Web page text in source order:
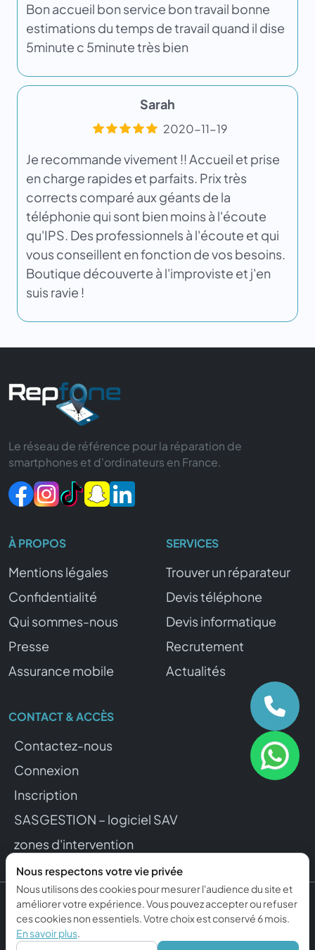
Bon accueil bon service bon travail bonne
estimations du temps de travail quand il dise
5minute c 5minute très bien
Sarah
2020-11-19
Je recommande vivement !! Accueil et prise
en charge rapides et parfaits. Prix très
corrects comparé aux géants de la
téléphonie qui sont bien moins à l'écoute
qu'IPS. Des professionnels à l'écoute et qui
vous conseillent en fonction de vos besoins.
Boutique découverte à l'improviste et j'en
suis ravie !
Le réseau de référence pour la réparation de
smartphones et d'ordinateurs en France.
À PROPOS
Mentions légales
Confidentialité
Qui sommes-nous
Presse
Assurance mobile
SERVICES
Trouver un réparateur
Devis téléphone
Devis informatique
Recrutement
Actualités
CONTACT & ACCÈS
Contactez-nous
Connexion
Inscription
SASGESTION – logiciel SAV
zones d'intervention
© 2015–2026 REPFONE. Tous droits réservés.
Mentions légalesConfidentialitéGérer mes cookies
Propulsé par ckcom
Nous respectons votre vie privée
Nous utilisons des cookies pour mesurer l'audience du site et
améliorer votre expérience. Vous pouvez accepter ou refuser
ces cookies non essentiels. Votre choix est conservé 6 mois.
En savoir plus.